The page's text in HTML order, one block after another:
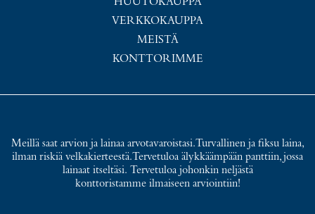
VERKKOKAUPPA
MEISTÄ
KONTTORIMME
Meillä saat arvion ja lainaa arvotavaroistasi. Turvallinen ja fiksu laina,
ilman riskiä velkakierteestä. Tervetuloa älykkäämpään panttiin, jossa
lainaat itseltäsi. Tervetuloa johonkin neljästä
konttoristamme ilmaiseen arviointiin!